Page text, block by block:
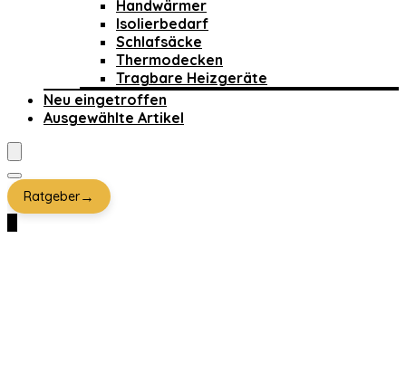
Handwärmer
Isolierbedarf
Schlafsäcke
Thermodecken
Tragbare Heizgeräte
Neu eingetroffen
Ausgewählte Artikel
Ratgeber→